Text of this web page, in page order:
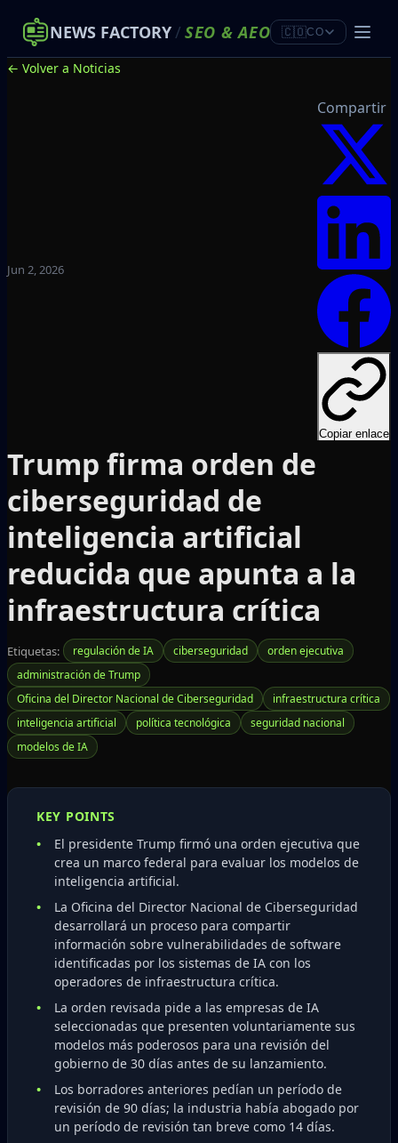
NEWS FACTORY/ SEO &AEO 🇨🇴CO
← Volver a Noticias
Jun 2, 2026
Compartir
Copiar enlace
Trump firma orden de
ciberseguridad de
inteligencia artificial
reducida que apunta a la
infraestructura crítica
Etiquetas: regulación de IA ciberseguridad
orden ejecutiva
administración de Trump
Oficina del Director Nacional de Ciberseguridad
infraestructura crítica
inteligencia artificial
política tecnológica
seguridad nacional
modelos de IA
KEY POINTS
El presidente Trump firmó una orden ejecutiva que
crea un marco federal para evaluar los modelos de
inteligencia artificial.
La Oficina del Director Nacional de Ciberseguridad
desarrollará un proceso para compartir
información sobre vulnerabilidades de software
identificadas por los sistemas de IA con los
operadores de infraestructura crítica.
La orden revisada pide a las empresas de IA
seleccionadas que presenten voluntariamente sus
modelos más poderosos para una revisión del
gobierno de 30 días antes de su lanzamiento.
Los borradores anteriores pedían un período de
revisión de 90 días; la industria había abogado por
un período de revisión tan breve como 14 días.